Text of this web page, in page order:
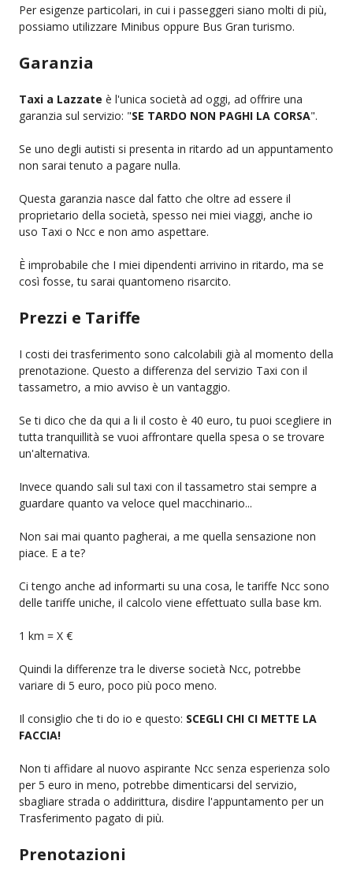
Per esigenze particolari, in cui i passeggeri siano molti di più,
possiamo utilizzare Minibus oppure Bus Gran turismo.
Garanzia
Taxi a Lazzate è l'unica società ad oggi, ad offrire una
garanzia sul servizio: "SE TARDO NON PAGHI LA CORSA".
Se uno degli autisti si presenta in ritardo ad un appuntamento
non sarai tenuto a pagare nulla.
Questa garanzia nasce dal fatto che oltre ad essere il
proprietario della società, spesso nei miei viaggi, anche io
uso Taxi o Ncc e non amo aspettare.
È improbabile che I miei dipendenti arrivino in ritardo, ma se
così fosse, tu sarai quantomeno risarcito.
Prezzi e Tariffe
I costi dei trasferimento sono calcolabili già al momento della
prenotazione. Questo a differenza del servizio Taxi con il
tassametro, a mio avviso è un vantaggio.
Se ti dico che da qui a li il costo è 40 euro, tu puoi scegliere in
tutta tranquillità se vuoi affrontare quella spesa o se trovare
un'alternativa.
Invece quando sali sul taxi con il tassametro stai sempre a
guardare quanto va veloce quel macchinario...
Non sai mai quanto pagherai, a me quella sensazione non
piace. E a te?
Ci tengo anche ad informarti su una cosa, le tariffe Ncc sono
delle tariffe uniche, il calcolo viene effettuato sulla base km.
1 km = X €
Quindi la differenze tra le diverse società Ncc, potrebbe
variare di 5 euro, poco più poco meno.
Il consiglio che ti do io e questo: SCEGLI CHI CI METTE LA
FACCIA!
Non ti affidare al nuovo aspirante Ncc senza esperienza solo
per 5 euro in meno, potrebbe dimenticarsi del servizio,
sbagliare strada o addirittura, disdire l'appuntamento per un
Trasferimento pagato di più.
Prenotazioni